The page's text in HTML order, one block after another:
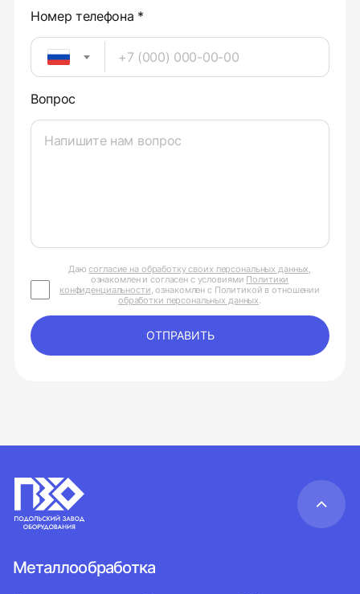
Номер телефона *
Вопрос
Даюсогласие на обработку своих персональных данных,
ознакомлен и согласен с условиями Политики
конфиденциальности, ознакомлен с Политикой в отношении
обработки персональных данных.
ОТПРАВИТЬ
Металлообработка